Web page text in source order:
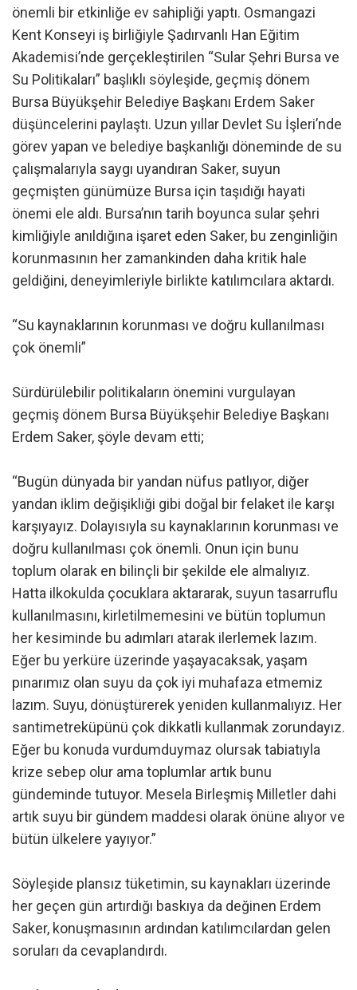
önemli bir etkinliğe ev sahipliği yaptı. Osmangazi
Kent Konseyi iş birliğiyle Şadırvanlı Han Eğitim
Akademisi’nde gerçekleştirilen “Sular Şehri Bursa ve
Su Politikaları” başlıklı söyleşide, geçmiş dönem
Bursa Büyükşehir Belediye Başkanı Erdem Saker
düşüncelerini paylaştı. Uzun yıllar Devlet Su İşleri’nde
görev yapan ve belediye başkanlığı döneminde de su
çalışmalarıyla saygı uyandıran Saker, suyun
geçmişten günümüze Bursa için taşıdığı hayati
önemi ele aldı. Bursa’nın tarih boyunca sular şehri
kimliğiyle anıldığına işaret eden Saker, bu zenginliğin
korunmasının her zamankinden daha kritik hale
geldiğini, deneyimleriyle birlikte katılımcılara aktardı.
“Su kaynaklarının korunması ve doğru kullanılması
çok önemli”
Sürdürülebilir politikaların önemini vurgulayan
geçmiş dönem Bursa Büyükşehir Belediye Başkanı
Erdem Saker, şöyle devam etti;
“Bugün dünyada bir yandan nüfus patlıyor, diğer
yandan iklim değişikliği gibi doğal bir felaket ile karşı
karşıyayız. Dolayısıyla su kaynaklarının korunması ve
doğru kullanılması çok önemli. Onun için bunu
toplum olarak en bilinçli bir şekilde ele almalıyız.
Hatta ilkokulda çocuklara aktararak, suyun tasarruflu
kullanılmasını, kirletilmemesini ve bütün toplumun
her kesiminde bu adımları atarak ilerlemek lazım.
Eğer bu yerküre üzerinde yaşayacaksak, yaşam
pınarımız olan suyu da çok iyi muhafaza etmemiz
lazım. Suyu, dönüştürerek yeniden kullanmalıyız. Her
santimetreküpünü çok dikkatli kullanmak zorundayız.
Eğer bu konuda vurdumduymaz olursak tabiatıyla
krize sebep olur ama toplumlar artık bunu
gündeminde tutuyor. Mesela Birleşmiş Milletler dahi
artık suyu bir gündem maddesi olarak önüne alıyor ve
bütün ülkelere yayıyor.”
Söyleşide plansız tüketimin, su kaynakları üzerinde
her geçen gün artırdığı baskıya da değinen Erdem
Saker, konuşmasının ardından katılımcılardan gelen
soruları da cevaplandırdı.